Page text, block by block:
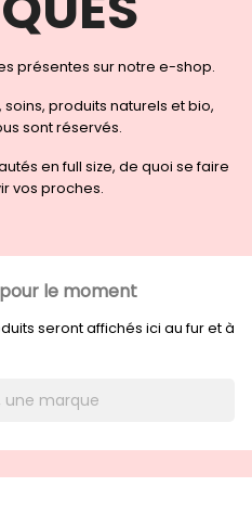
présentes sur notre e-shop.
produits naturels et bio,
sont réservés.
en full size, de quoi se faire
vos proches.
le moment
seront affichés ici au fur et à